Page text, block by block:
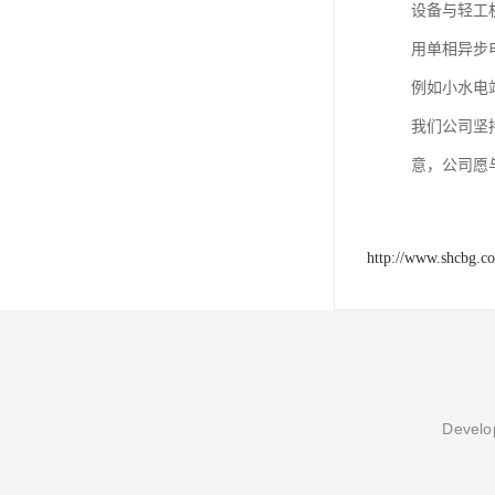
设备与轻工
用单相异步
例如小水电
我们公司坚
意，公司愿
http://